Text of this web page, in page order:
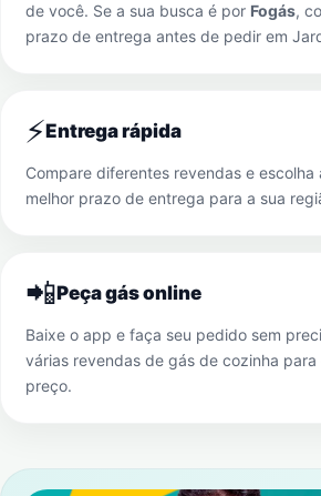
de você. Se a sua busca é por Fogás,
prazo de entrega antes de pedir em
⚡Entrega rápida
Compare diferentes revendas e escolha
melhor prazo de entrega para a sua
📲Peça gás online
Baixe o app e faça seu pedido sem
várias revendas de gás de cozinha
preço.